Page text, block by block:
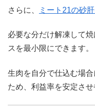
さらに、 ミート21の砂
必要な分だけ解凍して
スを最小限にできます。
生肉を自分で仕込む場合
ため、利益率を安定させ